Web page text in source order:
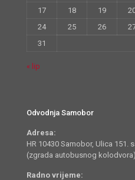
17
18 19
24
25 26
31
« lip
Odvodnja Samobor
Adresa:
HR 10430 Samobor, Ulica 151.
(zgrada autobusnog kolodvora)
Radno vrijeme: